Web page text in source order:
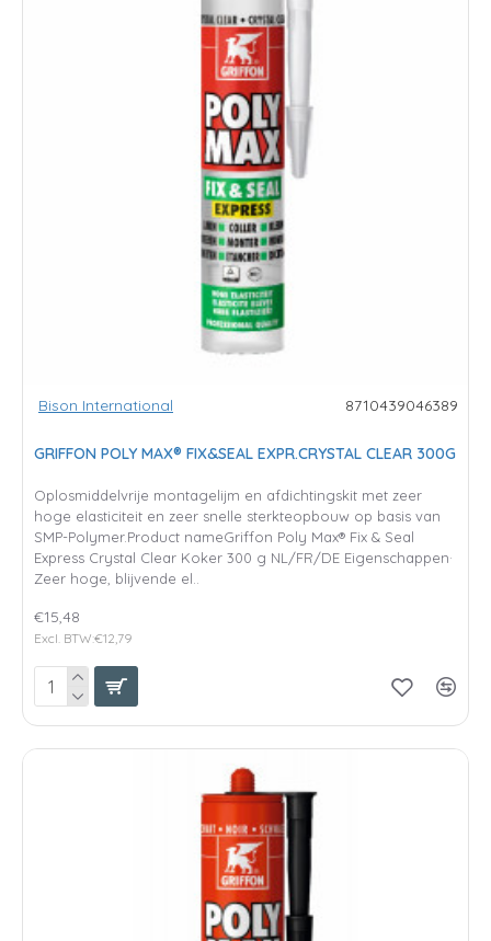
Bison International 8710439046389
GRIFFON POLY MAX® FIX&SEAL EXPR.CRYSTAL CLEAR 300G
Oplosmiddelvrije montagelijm en afdichtingskit met zeer
hoge elasticiteit en zeer snelle sterkteopbouw op basis van
SMP-Polymer.Product nameGriffon Poly Max® Fix & Seal
Express Crystal Clear Koker 300 g NL/FR/DE Eigenschappen·
Zeer hoge, blijvende el..
€15,48
Excl. BTW:€12,79